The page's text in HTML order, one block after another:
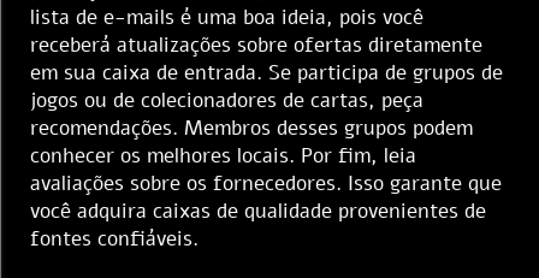
lista de e-mails é uma boa ideia, pois você
receberá atualizações sobre ofertas diretamente
em sua caixa de entrada. Se participa de grupos de
jogos ou de colecionadores de cartas, peça
recomendações. Membros desses grupos podem
conhecer os melhores locais. Por fim, leia
avaliações sobre os fornecedores. Isso garante que
você adquira caixas de qualidade provenientes de
fontes confiáveis.